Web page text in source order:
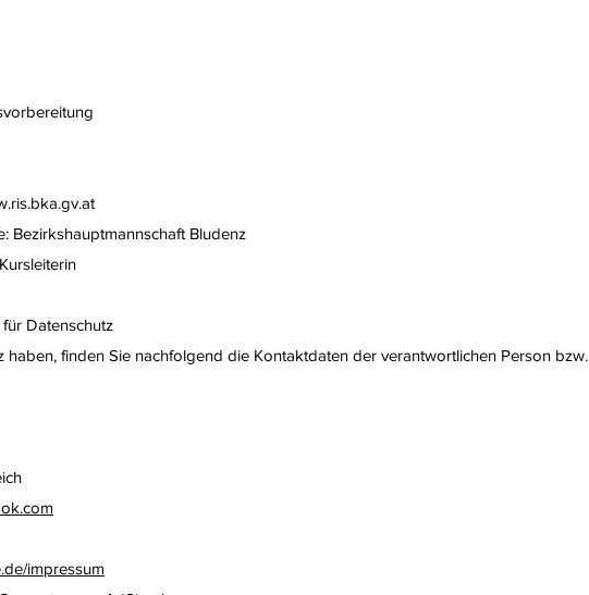
Bezirkshauptmannschaft Bludenz
Datenschutz
haben, finden Sie nachfolgend die Kontaktdaten der verantwortlichen Person bzw.
impressum